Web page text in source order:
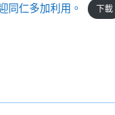
同仁多加利用。 下載